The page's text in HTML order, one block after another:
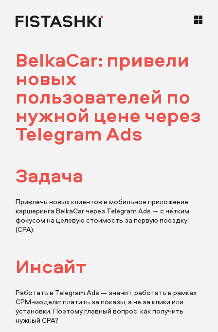
кейсы
статьи
карьера
контакты
BelkaCar: привели
новых
пользователей по
нужной цене через
Telegram Ads
Задача
Привлечь новых клиентов в мобильное приложение
каршеринга BelkaCar через Telegram Ads — с чётким
фокусом на целевую стоимость за первую поездку
(CPA).
Инсайт
Работать в Telegram Ads — значит, работать в рамках
CPM-модели: платить за показы, а не за клики или
установки. Поэтому главный вопрос: как получить
нужный CPA?